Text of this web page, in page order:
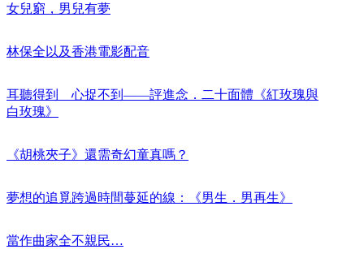
女兒窮，男兒有夢
林保全以及香港電影配音
耳聽得到 心捉不到——評進念．二十面體《紅玫瑰與
白玫瑰》
《胡桃夾子》還需奇幻童真嗎？
夢想的追覓跨過時間蔓延的線：《男生．男再生》
當作曲家全不親民…